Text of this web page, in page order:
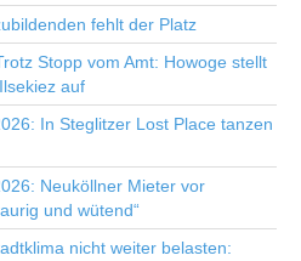
fehlt der Platz
Stopp vom Amt: Howoge stellt
auf
In Steglitzer Lost Place tanzen
Neuköllner Mieter vor
und wütend“
nicht weiter belasten: